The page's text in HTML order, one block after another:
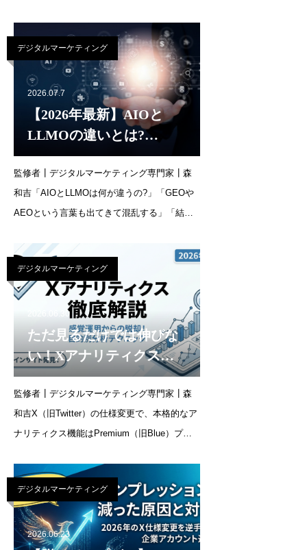
にどう処理すればいい?」ホームページを作る
とき、制作費用の会計処理で悩む方は少なく
ありません。結論
デジタルマーケティング
2026.07.7
【2026年最新】AIOと
LLMOの違いとは?
GEO・AEOとの比較から
AI時代の対策方法まで初
心者向けにやさしく解説
監修者┃デジタルマーケティング専門家┃森
和吉「AIOとLLMOは何が違うの?」「GEOや
AEOという言葉も出てきて混乱する」「結
いのではないでしょうか。AIOとLLMOは「ど
ちらもAIに自社の情報を選んでもらうための
対
デジタルマーケティング
2026.06.30
ただ見るだけでは伸びな
い！Xアナリティクスの
正しい使い方と目的別の
分析テクニックまで徹底
解説【2026年最新】
監修者┃デジタルマーケティング専門家┃森
和吉X（旧Twitter）の仕様変更で、本格的なア
ナリティクス機能はPremium（旧Blue）プラ
って分析に戸惑っている」「フォロワーやエ
ンゲージメントをもっと増やし
デジタルマーケティング
2026.06.23